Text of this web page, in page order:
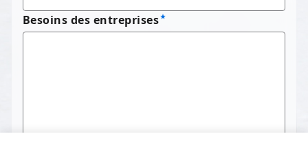
Besoins des entreprises